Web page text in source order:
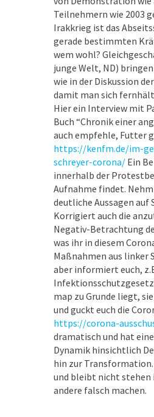
Teilnehmern wie 2003
Irakkrieg ist das
gerade bestimmten
wem wohl?
junge Welt, ND)
wie in der Diskussion
damit man sich
Hier ein Interview mit
Buch “Chronik einer
auch empfehle, Futter
https://kenfm.de/im-
schreyer-corona/Ein
innerhalb der
Aufnahme findet.
deutliche Aussagen auf
Korrigiert auch die
Negativ-Betrachtung
was ihr in diesem
Maßnahmen aus linker
aber informiert euch,
map zu Grunde liegt,
und guckt euch die
https://corona-
dramatisch und hat
Dynamik hinsichtlich
hin zur
und bleibt nicht stehen
andere falsch machen.